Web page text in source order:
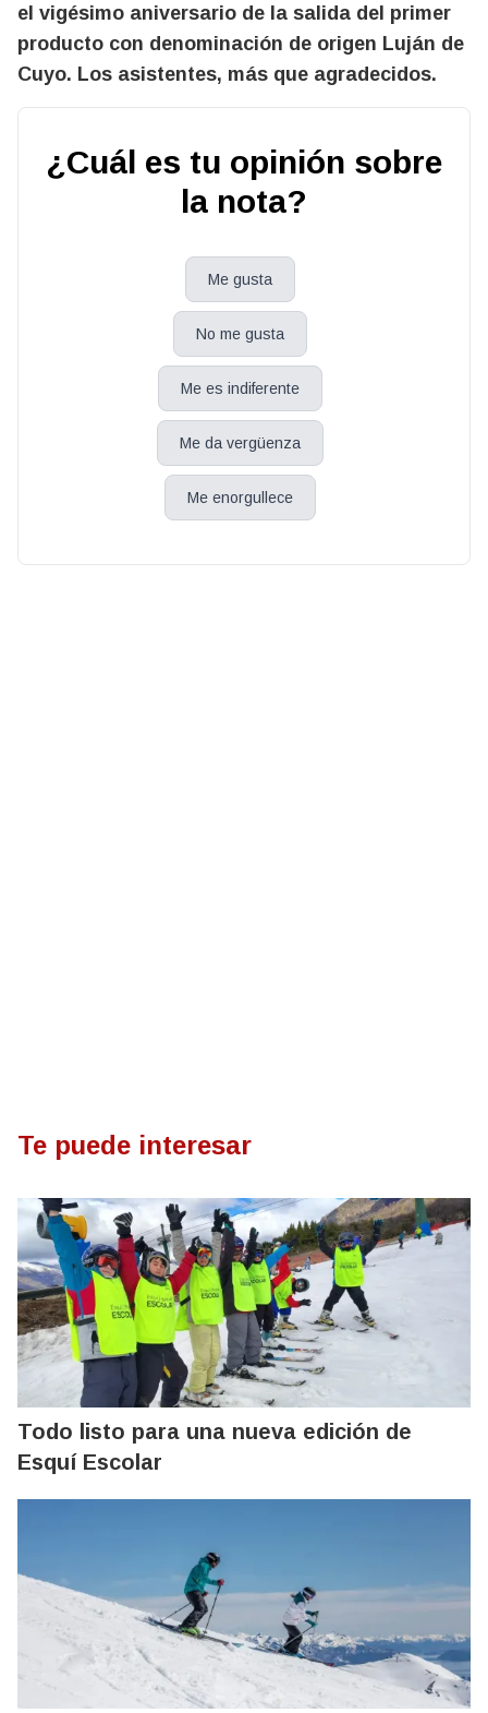
el vigésimo aniversario de la salida del primer
producto con denominación de origen Luján de
Cuyo. Los asistentes, más que agradecidos.
¿Cuál es tu opinión sobre
la nota?
Me gusta
No me gusta
Me es indiferente
Me da vergüenza
Me enorgullece
Te puede interesar
Todo listo para una nueva edición de
Esquí Escolar